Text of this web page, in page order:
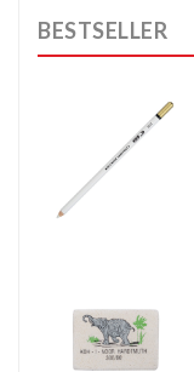
BESTSELLER